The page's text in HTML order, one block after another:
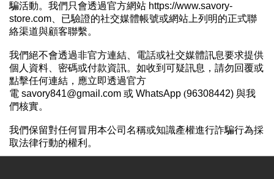
騙活動。我們只會透過官方網站 https://www.savory-
store.com 、已驗證的社交媒體帳號或網站上列明的正式聯
絡渠道與顧客聯繫。
我們絕不會透過非官方連結、電話或社交媒體訊息要求提供
個人資料、密碼或付款資訊。如收到可疑訊息，請勿回覆或
點擊任何連結，應立即透過官方
電 savory841@gmail.com 或 WhatsApp (96308442) 與我
們核實。
我們保留對任何冒用本公司名稱或知識產權進行詐騙行為採
取法律行動的權利。